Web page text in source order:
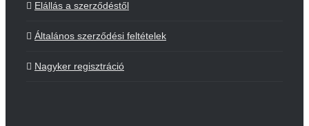
Elállás a szerződéstől
Általános szerződési feltételek
Nagyker regisztráció